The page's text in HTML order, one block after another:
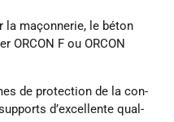
la maçon­ner­ie, le béton
OR­CON F ou OR­CON
de pro­tec­tion de la con­
d’ex­cel­lente qual­